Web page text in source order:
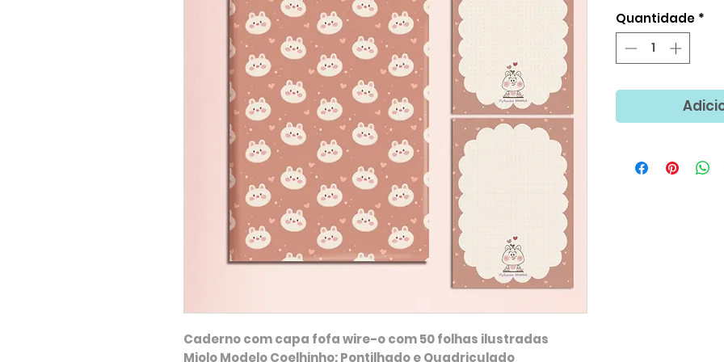
Caderno com capa fofa wire-o com 50 folhas ilustradas
Miolo Modelo Coelhinho: Pontilhado e Quadriculado
Quantidade *